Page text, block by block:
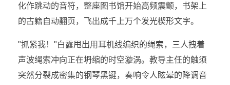
化作跳动的音符，整座图书馆开始高频震颤，书架上
的古籍自动翻页，飞出成千上万个发光楔形文字。
"抓紧我！"白露甩出用耳机线编织的绳索，三人拽着
声波绳索冲向正在坍缩的时空漩涡。教导主任的触须
突然分裂成密集的钢琴黑键，奏响令人眩晕的降调音